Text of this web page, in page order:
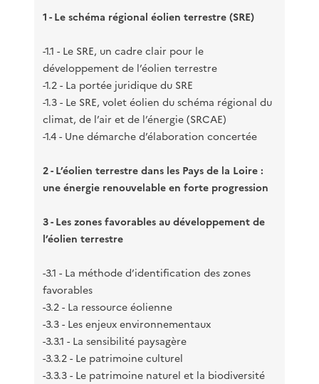
1 - Le schéma régional éolien terrestre (SRE)
-1.1 - Le SRE, un cadre clair pour le
développement de l’éolien terrestre
-1.2 - La portée juridique du SRE
-1.3 - Le SRE, volet éolien du schéma régional du
climat, de l’air et de l’énergie (SRCAE)
-1.4 - Une démarche d’élaboration concertée
2 - L’éolien terrestre dans les Pays de la Loire :
une énergie renouvelable en forte progression
3 - Les zones favorables au développement de
l’éolien terrestre
-3.1 - La méthode d’identification des zones
favorables
-3.2 - La ressource éolienne
-3.3 - Les enjeux environnementaux
-3.3.1 - La sensibilité paysagère
-3.3.2 - Le patrimoine culturel
-3.3.3 - Le patrimoine naturel et la biodiversité